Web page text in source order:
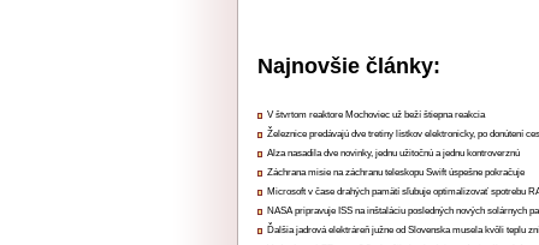
Najnovšie články:
V štvrtom reaktore Mochoviec už beží štiepna reakcia
Železnice predávajú dve tretiny lístkov elektronicky, po donútení
Alza nasadila dve novinky, jednu užitočnú a jednu kontroverznú
Záchrana misie na záchranu teleskopu Swift úspešne pokračuje
Microsoft v čase drahých pamätí sľubuje optimalizovať spotrebu
NASA pripravuje ISS na inštaláciu posledných nových solárnych
Ďalšia jadrová elektráreň južne od Slovenska musela kvôli teplu